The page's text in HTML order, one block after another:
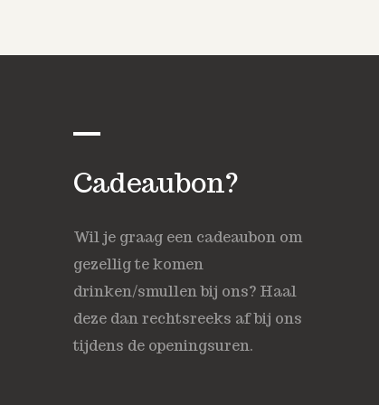
Cadeaubon?
Wil je graag een cadeaubon om
gezellig te komen
drinken/smullen bij ons? Haal
deze dan rechtsreeks af bij ons
tijdens de openingsuren.